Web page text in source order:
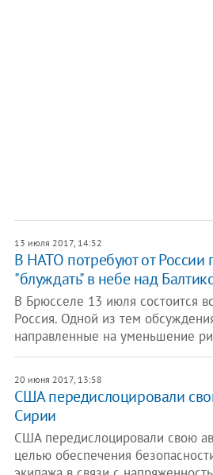
13 июля 2017, 14:52
В НАТО потребуют от России
"блуждать" в небе над
В Брюсселе 13 июля состоится
Россия. Одной из тем
направленные на уменьшение
20 июня 2017, 13:58
США передислоцировали
Сирии
США передислоцировали свою
целью обеспечения